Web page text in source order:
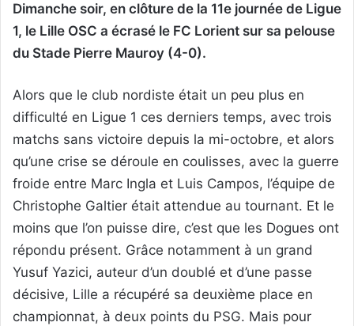
Dimanche soir, en clôture de la 11e journée de Ligue
1, le Lille OSC a écrasé le FC Lorient sur sa pelouse
du Stade Pierre Mauroy (4-0).
Alors que le club nordiste était un peu plus en
difficulté en Ligue 1 ces derniers temps, avec trois
matchs sans victoire depuis la mi-octobre, et alors
qu’une crise se déroule en coulisses, avec la guerre
froide entre Marc Ingla et Luis Campos, l’équipe de
Christophe Galtier était attendue au tournant. Et le
moins que l’on puisse dire, c’est que les Dogues ont
répondu présent. Grâce notamment à un grand
Yusuf Yazici, auteur d’un doublé et d’une passe
décisive, Lille a récupéré sa deuxième place en
championnat, à deux points du PSG. Mais pour